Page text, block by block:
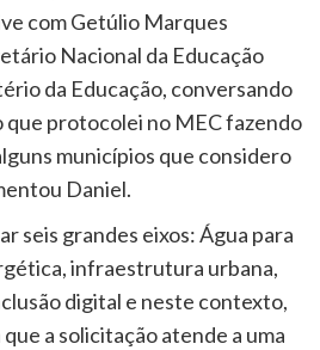
com Getúlio Marques
Nacional da Educação
da Educação, conversando
que protocolei no MEC fazendo
municípios que considero
Daniel.
seis grandes eixos: Água para
infraestrutura urbana,
digital e neste contexto,
a solicitação atende a uma